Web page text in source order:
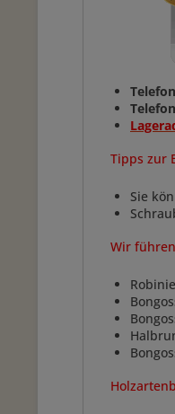
Tipps zur
Sie
Wir